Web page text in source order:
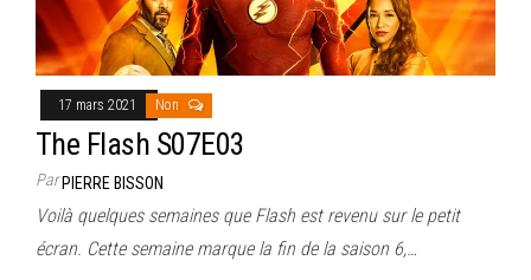
17 mars 2021 Non
The Flash S07E03
ParPIERRE BISSON
Voilà quelques semaines que Flash est revenu sur le petit
écran. Cette semaine marque la fin de la saison 6,…